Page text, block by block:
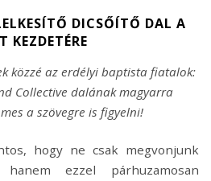
DICSŐÍTŐ DAL A
KEZDETÉRE
közzé az erdélyi baptista fiatalok:
Collective dalának magyarra
a szövegre is figyelni!
hogy ne csak megvonjunk
ezzel párhuzamosan